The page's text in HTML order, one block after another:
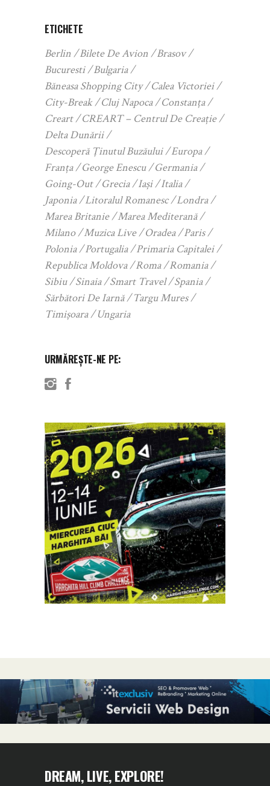
ETICHETE
Berlin Bilete De Avion
Brasov
Bucuresti
Bulgaria
Băneasa Shopping City
Calea Victoriei
City-Break
Cluj Napoca
Constanța
Creart
CREART – Centrul De Creație
Delta Dunării
Descoperă Ținutul Buzăului
Europa
Franța
George Enescu
Germania
Going-Out
Grecia Iași
Italia
Japonia
Litoralul Romanesc
Londra
Marea Britanie
Marea Mediterană
Milano
Muzica Live Oradea
Paris
Polonia
Portugalia
Primaria Capitalei
Republica Moldova
Roma
Romania
Sibiu
Sinaia Smart Travel
Spania
Sărbători De Iarnă
Targu Mures
Timișoara
Ungaria
URMĂREȘTE-NE PE:
DREAM, LIVE, EXPLORE!